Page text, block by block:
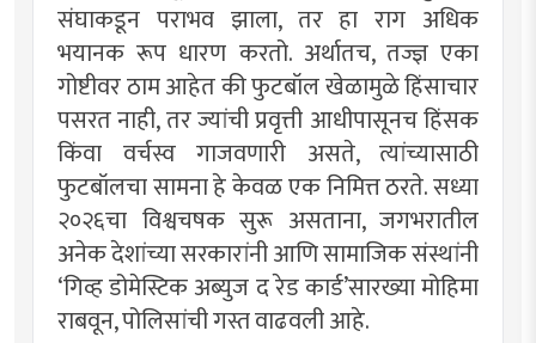
संघाकडून पराभव झाला, तर हा राग अधिक
भयानक रूप धारण करतो. अर्थातच, तज्ज्ञ एका
गोष्टीवर ठाम आहेत की फुटबॉल खेळामुळे हिंसाचार
पसरत नाही, तर ज्यांची प्रवृत्ती आधीपासूनच हिंसक
किंवा वर्चस्व गाजवणारी असते, त्यांच्यासाठी
फुटबॉलचा सामना हे केवळ एक निमित्त ठरते. सध्या
२०२६चा विश्वचषक सुरू असताना, जगभरातील
अनेक देशांच्या सरकारांनी आणि सामाजिक संस्थांनी
‘गिव्ह डोमेस्टिक अब्युज द रेड कार्ड’सारख्या मोहिमा
राबवून, पोलिसांची गस्त वाढवली आहे.